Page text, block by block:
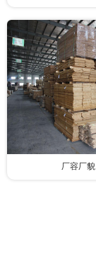
厂容厂貌